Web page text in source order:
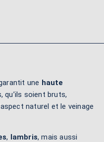
une haute
qu’ils soient bruts,
naturel et le veinage
, lambris, mais aussi